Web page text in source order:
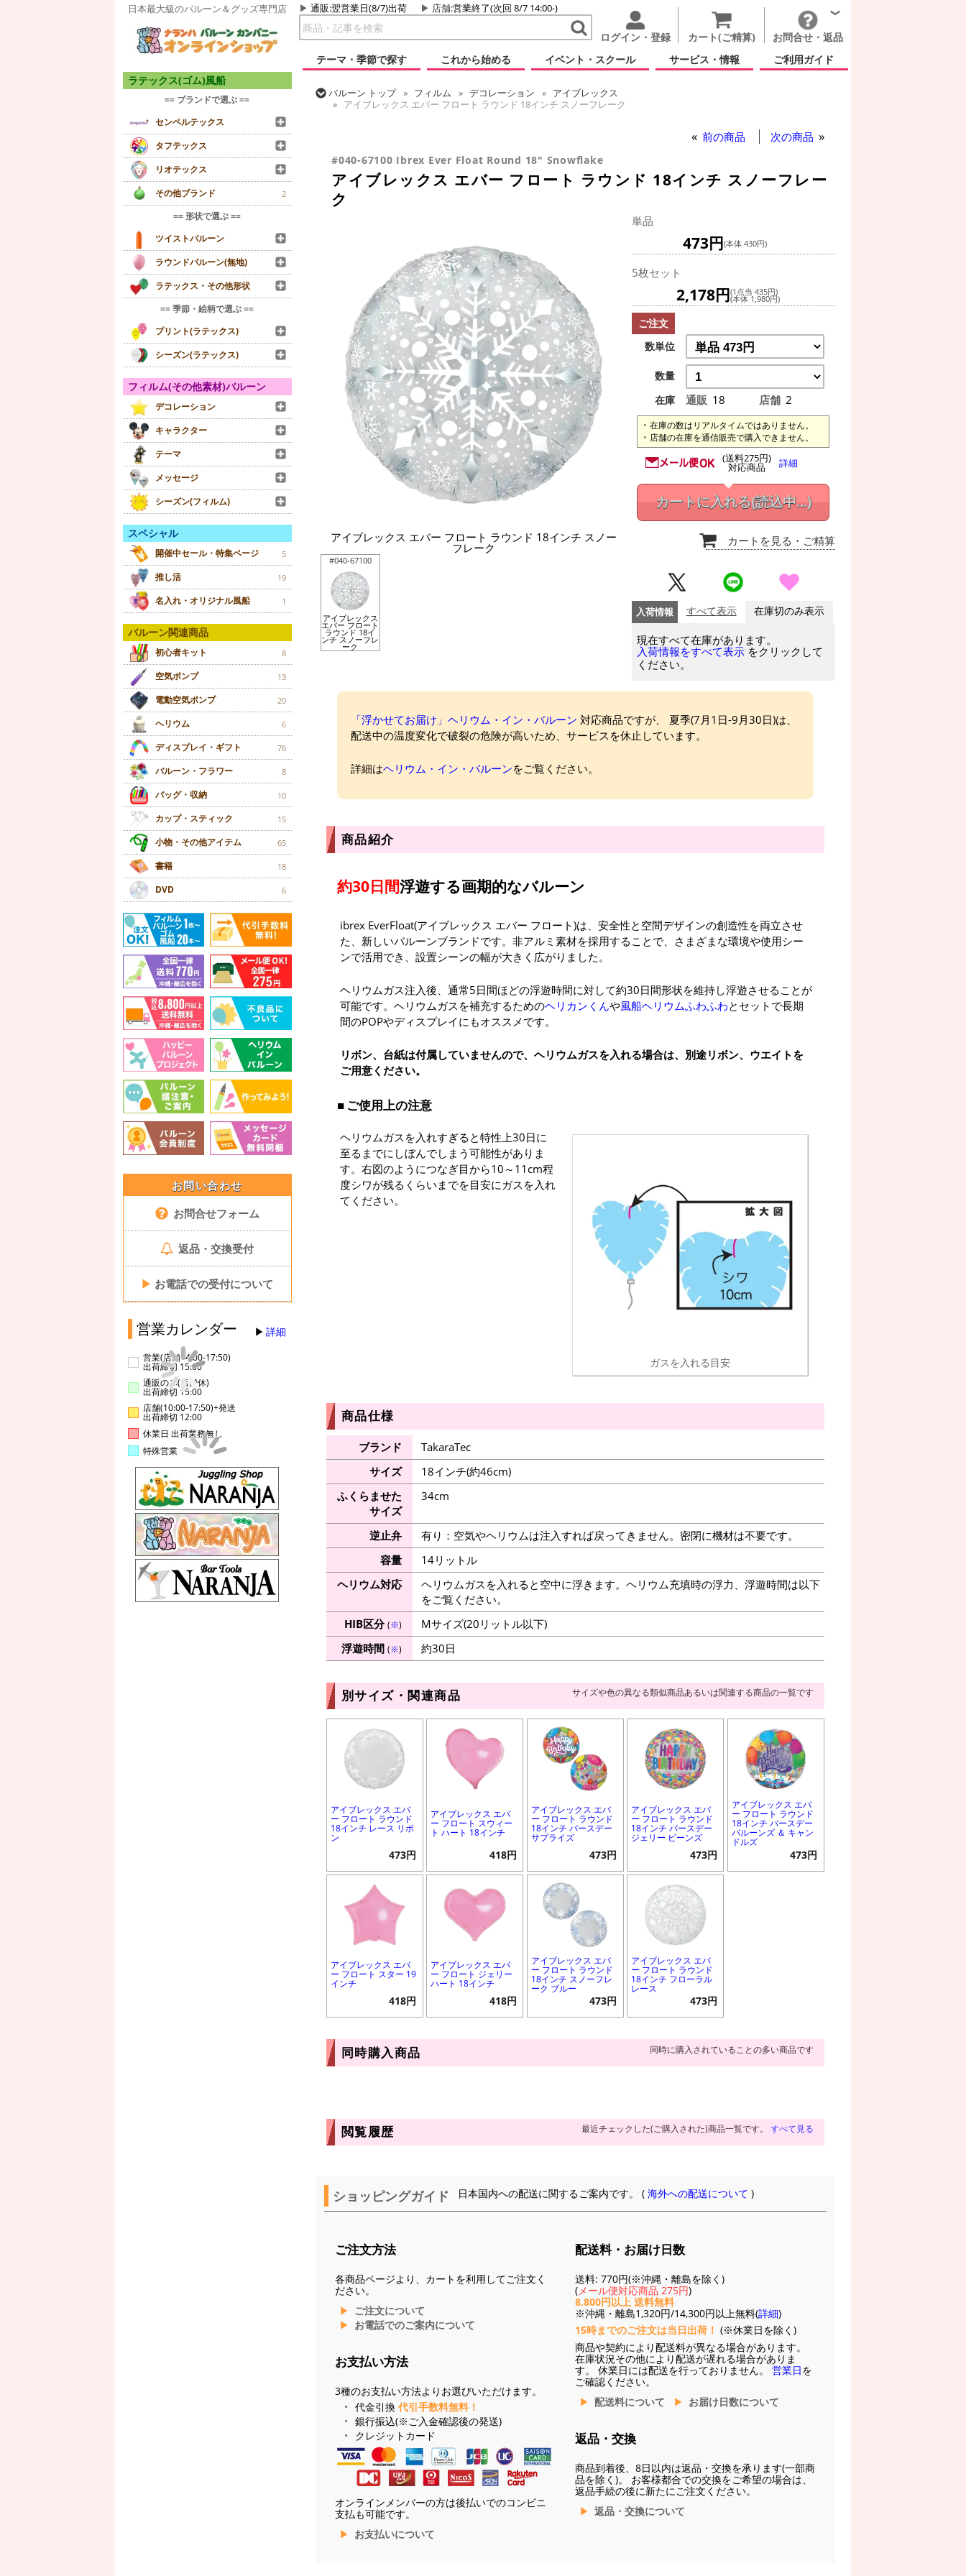
日本最大級のバルーン＆グッズ専門店 通販:翌営業日(8/7)出荷 店舗:営業終了(次回 8/7 14:00-)
ログイン・登録 カート(ご精算)
お問合せ・返品
テーマ・季節で探す
これから始める イベント・スクール サービス・情報 ご利用ガイド
ラテックス(ゴム)風船
== ブランドで選ぶ ==
センペルテックス
タフテックス
リオテックス
その他ブランド
2
== 形状で選ぶ ==
ツイストバルーン
ラウンドバルーン(無地)
ラテックス・その他形状
== 季節・絵柄で選ぶ ==
プリント(ラテックス)
シーズン(ラテックス)
フィルム(その他素材)バルーン
デコレーション
キャラクター
テーマ
メッセージ
シーズン(フィルム)
スペシャル
開催中セール・特集ページ 5
推し活 19
名入れ・オリジナル風船 1
バルーン関連商品
初心者キット 8
空気ポンプ 13
電動空気ポンプ 20
ヘリウム 6
ディスプレイ・ギフト 76
バルーン・フラワー 8
バッグ・収納 10
カップ・スティック 15
小物・その他アイテム 65
書籍 18
DVD 6
お問い合わせ
お問合せフォーム
返品・交換受付
▶ お電話での受付について
営業カレンダー 詳細
営業(店舗14:00-17:50)
出荷締切 15:00
通販のみ(店舗休)
出荷締切 15:00
店舗(10:00-17:50)+発送
出荷締切 12:00
休業日 出荷業務無し
特殊営業
バルーン トップ フィルム デコレーション
アイブレックス
アイブレックス エバー フロート ラウンド 18インチ スノーフレーク
前の商品 次の商品
#040-67100 Ibrex Ever Float Round 18" Snowflake
アイブレックス エバー フロート ラウンド 18インチ スノーフレー
ク
アイブレックス エバー フロート ラウンド 18インチ スノー
フレーク
#040-67100
アイブレックス
エバー フロート
ラウンド 18イ
ンチ スノーフレ
ーク
単品
473円(本体 430円)
5枚セット
2,178円(1点当 435円)
(本体 1,980円)
ご注文
数単位
数量
在庫
通販 18 店舗 2
在庫の数はリアルタイムではありません。
店舗の在庫を通信販売で購入できません。
(送料275円)
対応商品 詳細
カートに入れる(読込中...)
カートを見る ・ご精算
入荷情報 すべて表示 在庫切のみ表示
現在すべて在庫があります。
入荷情報をすべて表示 をクリックして
ください。
「浮かせてお届け」ヘリウム・イン・バルーン 対応商品ですが、 夏季(7月1日-9月30日)は、
配送中の温度変化で破裂の危険が高いため、サービスを休止しています。
詳細はヘリウム・イン・バルーンをご覧ください。
商品紹介
約30日間浮遊する画期的なバルーン
ibrex EverFloat(アイブレックス エバー フロート)は、安全性と空間デザインの創造性を両立させ
た、新しいバルーンブランドです。非アルミ素材を採用することで、さまざまな環境や使用シー
ンで活用でき、設置シーンの幅が大きく広がりました。
ヘリウムガス注入後、通常5日間ほどの浮遊時間に対して約30日間形状を維持し浮遊させることが
可能です。ヘリウムガスを補充するためのヘリカンくんや風船ヘリウムふわふわとセットで長期
間のPOPやディスプレイにもオススメです。
リボン、台紙は付属していませんので、ヘリウムガスを入れる場合は、別途リボン、ウエイトを
ご用意ください。
ご使用上の注意
ガスを入れる目安
ヘリウムガスを入れすぎると特性上30日に
至るまでにしぼんでしまう可能性がありま
す。右図のようにつなぎ目から10～11cm程
度シワが残るくらいまでを目安にガスを入れ
てください。
商品仕様
ブランド
TakaraTec
サイズ
18インチ(約46cm)
ふくらませた
サイズ
34cm
逆止弁
有り：空気やヘリウムは注入すれば戻ってきません。密閉に機材は不要です。
容量
14リットル
ヘリウム対応
ヘリウムガスを入れると空中に浮きます。ヘリウム充填時の浮力、浮遊時間は以下
をご覧ください。
HIB区分(※)
Mサイズ(20リットル以下)
浮遊時間 (※) 約30日
別サイズ・関連商品 サイズや色の異なる類似商品あるいは関連する商品の一覧です
アイブレックス エバ
ー フロート ラウンド
18インチ レース リボ
ン
473円
アイブレックス エバ
ー フロート スウィー
ト ハート 18インチ
418円
アイブレックス エバ
ー フロート ラウンド
18インチ バースデー
サプライズ
473円
アイブレックス エバ
ー フロート ラウンド
18インチ バースデー
ジェリー ビーンズ
473円
アイブレックス エバ
ー フロート ラウンド
18インチ バースデー
バルーンズ ＆ キャン
ドルズ
473円
アイブレックス エバ
ー フロート スター 19
インチ
418円
アイブレックス エバ
ー フロート ジェリー
ハート 18インチ
418円
アイブレックス エバ
ー フロート ラウンド
18インチ スノーフレ
ーク ブルー
473円
アイブレックス エバ
ー フロート ラウンド
18インチ フローラル
レース
473円
同時購入商品 同時に購入されていることの多い商品です
閲覧履歴 最近チェックした(ご購入された)商品一覧です。 すべて見る
ショッピングガイド 日本国内への配送に関するご案内です。 (海外への配送について )
ご注文方法
各商品ページより、カートを利用してご注文く
ださい。
ご注文について
お電話でのご案内について
お支払い方法
3種のお支払い方法よりお選びいただけます。
代金引換 代引手数料無料！
銀行振込(※ご入金確認後の発送)
クレジットカード
オンラインメンバーの方は後払いでのコンビニ
支払も可能です。
お支払いについて
配送料・お届け日数
送料: 770円(※沖縄・離島を除く)
(メール便対応商品 275円)
8,800円以上 送料無料
※沖縄・離島1,320円/14,300円以上無料(詳細)
15時までのご注文は当日出荷！ (※休業日を除く)
商品や契約により配送料が異なる場合があります。
在庫状況その他により配送が遅れる場合がありま
す。 休業日には配送を行っておりません。 営業日を
ご確認ください。
配送料について
お届け日数について
返品・交換
商品到着後、8日以内は返品・交換を承ります(一部商
品を除く)。 お客様都合での交換をご希望の場合は、
返品手続の後に新たにご注文ください。
返品・交換について